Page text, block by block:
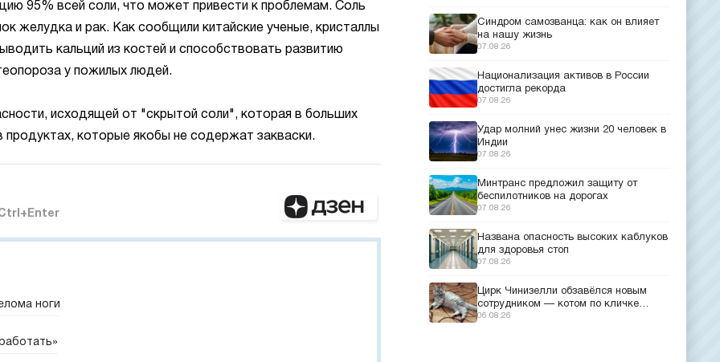
95% всей соли, что может привести к проблемам. Соль
желудка и рак. Как сообщили китайские ученые, кристаллы
кальций из костей и способствовать развитию
у пожилых людей.
исходящей от "скрытой соли", которая в больших
продуктах, которые якобы не содержат закваски.
ноги
Синдром самозванца: как он влияет
на нашу жизнь
07.08.26
Национализация активов в России
достигла рекорда
07.08.26
Удар молний унес жизни 20 человек в
Индии
07.08.26
Минтранс предложил защиту от
беспилотников на дорогах
07.08.26
Названа опасность высоких каблуков
для здоровья стоп
07.08.26
Цирк Чинизелли обзавёлся новым
сотрудником — котом по кличке
Манеж из Эрмитажа
06.08.26